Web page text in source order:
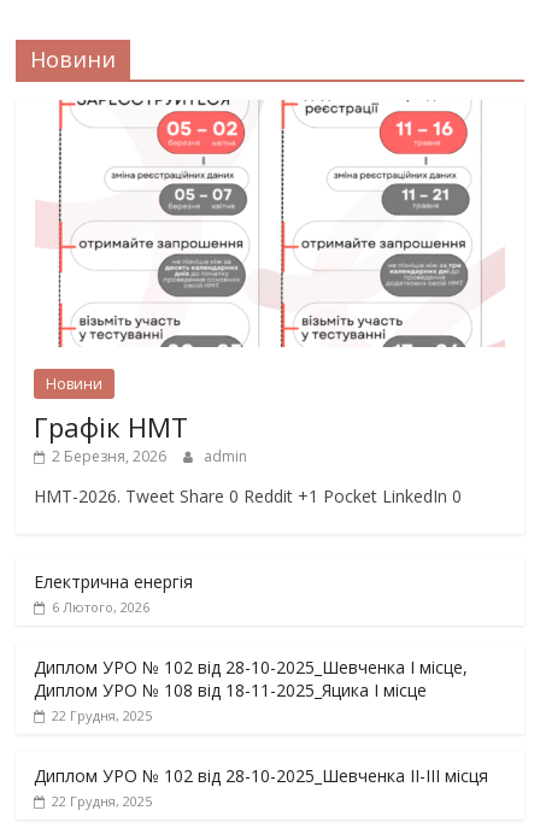
Новини
Новини
Графік НМТ
2 Березня, 2026 admin
НМТ-2026. Tweet Share 0 Reddit +1 Pocket LinkedIn 0
Електрична енергія
6 Лютого, 2026
Диплом УРО № 102 від 28-10-2025_Шевченка І місце,
Диплом УРО № 108 від 18-11-2025_Яцика І місце
22 Грудня, 2025
Диплом УРО № 102 від 28-10-2025_Шевченка ІІ-ІІІ місця
22 Грудня, 2025